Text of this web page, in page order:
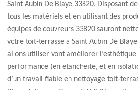
Saint Aubin De Blaye 33820. Disposant
tous les matériels et en utilisant des
équipes de couvreurs 33820 sauront
votre toit-terrasse à Saint Aubin De
allons utiliser vont améliorer
performance (en étanchéité, et en
d’un travail fiable en nettoyage toit-